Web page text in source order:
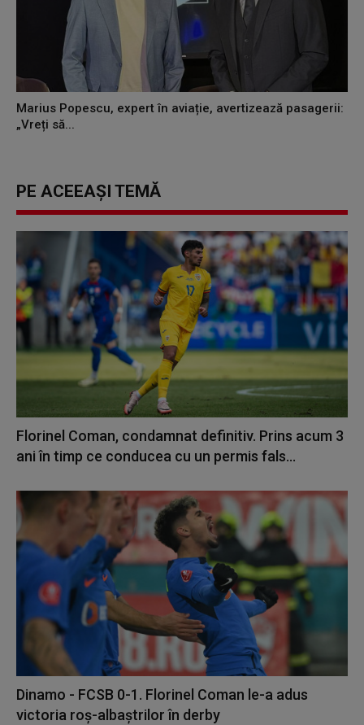
Marius Popescu, expert în aviație, avertizează pasagerii:
„Vreți să...
PE ACEEAȘI TEMĂ
Florinel Coman, condamnat definitiv. Prins acum 3
ani în timp ce conducea cu un permis fals...
Dinamo - FCSB 0-1. Florinel Coman le-a adus
victoria roș-albaștrilor în derby